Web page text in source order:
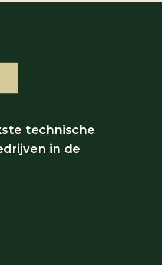
technische
in de